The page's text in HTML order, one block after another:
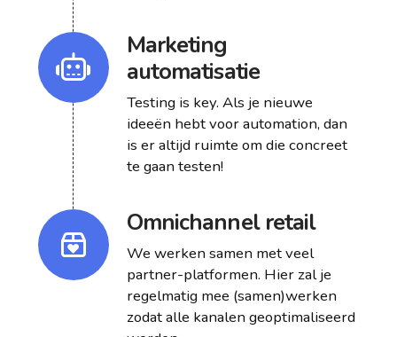
Marketing
automatisatie
Testing is key. Als je nieuwe
ideeën hebt voor automation, dan
is er altijd ruimte om die concreet
te gaan testen!
Omnichannel retail
We werken samen met veel
partner-platformen. Hier zal je
regelmatig mee (samen)werken
zodat alle kanalen geoptimaliseerd